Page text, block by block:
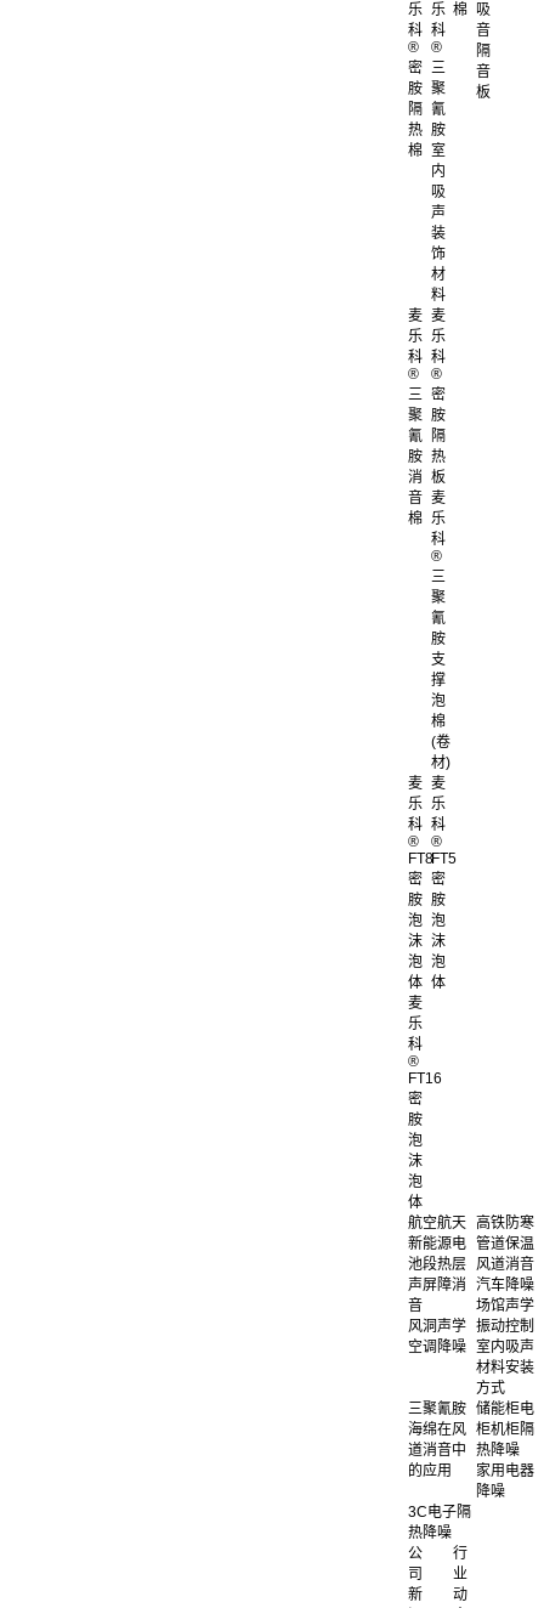
乐
科
®
密
胺
隔
热
棉
乐
科
®
三
聚
氰
胺
室
内
吸
声
装
饰
材
料
麦
乐
科
®
三
聚
氰
胺
消
音
棉
麦
乐
科
®
密
胺
隔
热
板
麦
乐
科
®
三
聚
氰
胺
支
撑
泡
棉
(卷
材)
麦
乐
科
®
FT8
密
胺
泡
沫
泡
体
麦
乐
科
®
FT5
密
胺
泡
沫
泡
体
麦
乐
科
®
FT16
密
胺
泡
沫
泡
体
棉 吸
音
隔
音
板
航空航天
高铁防寒
新能源电
池段热层
管道保温
风道消音
声屏障消
音
汽车降噪
场馆声学
风洞声学 振动控制
空调降噪 室内吸声
材料安装
方式
三聚氰胺
海绵在风
道消音中
的应用
储能柜电
柜机柜隔
热降噪
家用电器
降噪
3C电子隔
热降噪
公
司
新
行
业
动